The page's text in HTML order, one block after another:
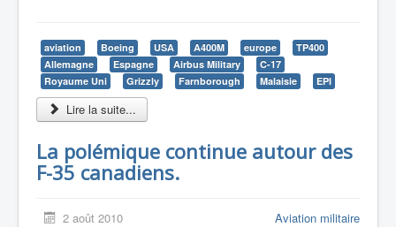
aviation Boeing USA A400M europe
TP400
Allemagne
Espagne Airbus Military
C-17
Royaume Uni
Grizzly Farnborough Malaisie EPI
Lire la suite...
La polémique continue autour des
F-35 canadiens.
2 août 2010 Aviation militaire